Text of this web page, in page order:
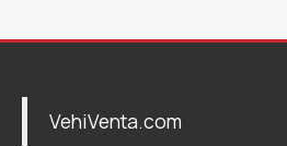
VehiVenta.com